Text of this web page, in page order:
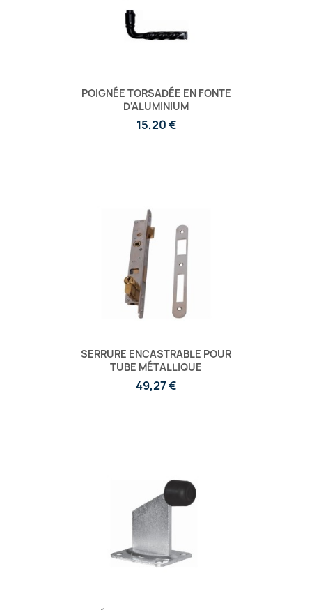
POIGNÉE TORSADÉE EN FONTE
D'ALUMINIUM
15,20 €
SERRURE ENCASTRABLE POUR
TUBE MÉTALLIQUE
49,27 €